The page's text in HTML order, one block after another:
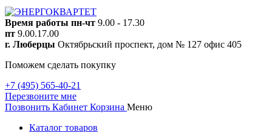
Время работы пн-чт 9.00 - 17.30
пт 9.00.17.00
г. Люберцы Октябрьский проспект, дом № 127 офис 405
Поможем сделать покупку
+7 (495) 565-40-21
Перезвоните мне
Позвонить Кабинет Корзина Меню
Каталог товаров